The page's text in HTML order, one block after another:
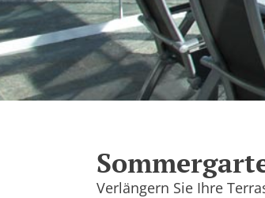
Verlängern Sie Ihre